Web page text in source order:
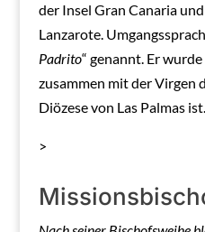
der Insel Gran Canaria
Lanzarote.
Padrito“ genannt. Er
zusammen mit der Virgen
Diözese von Las Palmas ist.
>